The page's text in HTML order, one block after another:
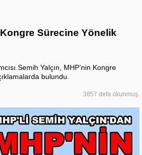
Sürecine Yönelik
Semih Yalçın, MHP’nin Kongre
bulundu.
3857 defa okunmuş.